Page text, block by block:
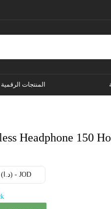
المنتجات الرقمية
Headphone 150
Jordanian dinar (د.ا) - JOD